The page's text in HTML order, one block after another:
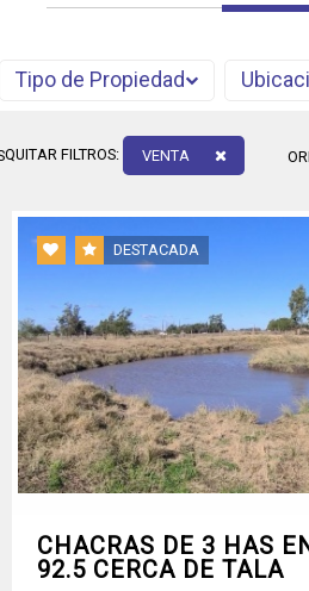
Tipo de Propiedad
QUITAR FILTROS: VENTA
DESTACADA
CHACRAS DE 3 HAS
92.5 CERCA DE TALA